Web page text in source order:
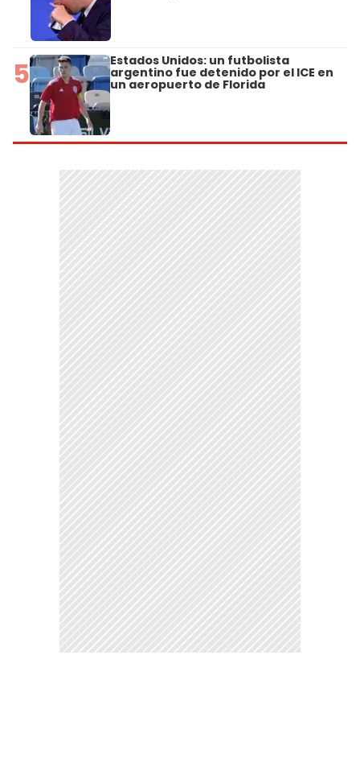
5 Estados Unidos: un futbolista
argentino fue detenido por el ICE en
un aeropuerto de Florida